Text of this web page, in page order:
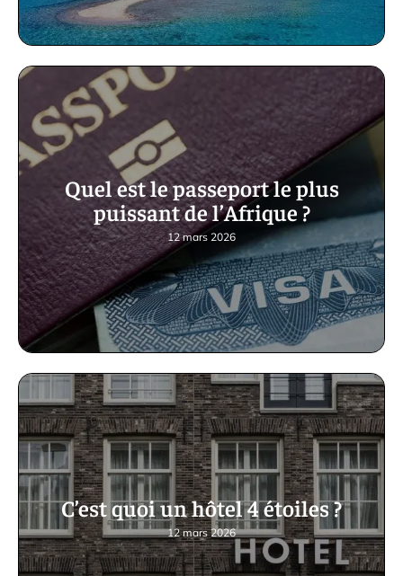
Quel est le passeport le plus
puissant de l’Afrique ?
12 mars 2026
C’est quoi un hôtel 4 étoiles ?
12 mars 2026